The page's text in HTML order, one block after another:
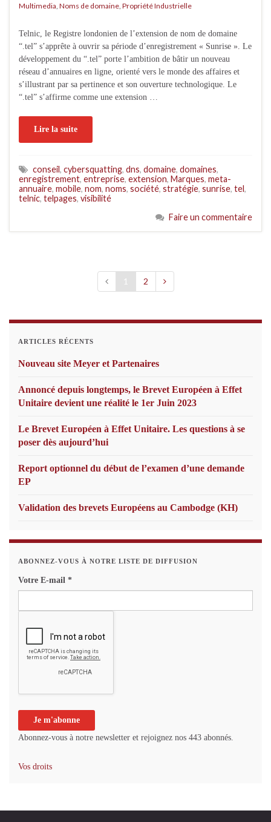
Multimedia Noms de domaine Propriété Industrielle
Telnic, le Registre londonien de l’extension de nom de domaine
“.tel” s’apprête à ouvrir sa période d’enregistrement « Sunrise ». Le
développement du “.tel” porte l’ambition de bâtir un nouveau
réseau d’annuaires en ligne, orienté vers le monde des affaires et
s’illustrant par sa pertinence et son ouverture technologique. Le
“.tel” s’affirme comme une extension …
Lire la suite
conseil, cybersquatting, dns, domaine, domaines,
enregistrement, entreprise, extension, Marques, meta-
annuaire, mobile, nom, noms, société, stratégie, sunrise, tel,
telnic, telpages, visibilité
Faire un commentaire
1 2
ARTICLES RÉCENTS
Nouveau site Meyer et Partenaires
Annoncé depuis longtemps, le Brevet Européen à Effet
Unitaire devient une réalité le 1er Juin 2023
Le Brevet Européen à Effet Unitaire. Les questions à se
poser dès aujourd’hui
Report optionnel du début de l’examen d’une demande
EP
Validation des brevets Européens au Cambodge (KH)
ABONNEZ-VOUS À NOTRE LISTE DE DIFFUSION
Votre E-mail *
Abonnez-vous à notre newsletter et rejoignez nos 443 abonnés.
Vos droits